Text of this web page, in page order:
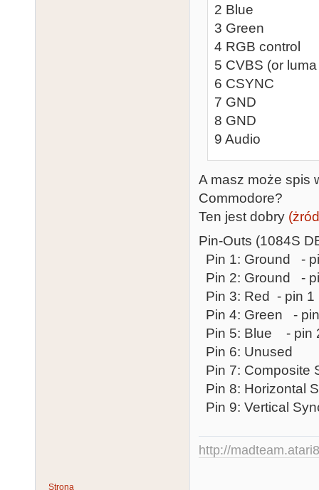
2 Blue
3 Green
4 RGB control
5 CVBS (or
6 CSYNC
7 GND
8 GND
9 Audio
A masz może spis
Commodore?
Ten jest dobry
Pin-Outs (1084S
Pin 1: Ground -
Pin 2: Ground -
Pin 3: Red - pin 1
Pin 4: Green -
Pin 5: Blue - pin
Pin 6: Unused
Pin 7: Composite
Pin 8: Horizontal
Pin 9: Vertical
http://
Strona